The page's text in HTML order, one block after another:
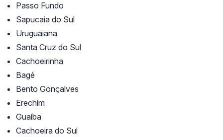
Passo Fundo
Sapucaia do Sul
Uruguaiana
Santa Cruz do Sul
Cachoeirinha
Bagé
Bento Gonçalves
Erechim
Guaíba
Cachoeira do Sul